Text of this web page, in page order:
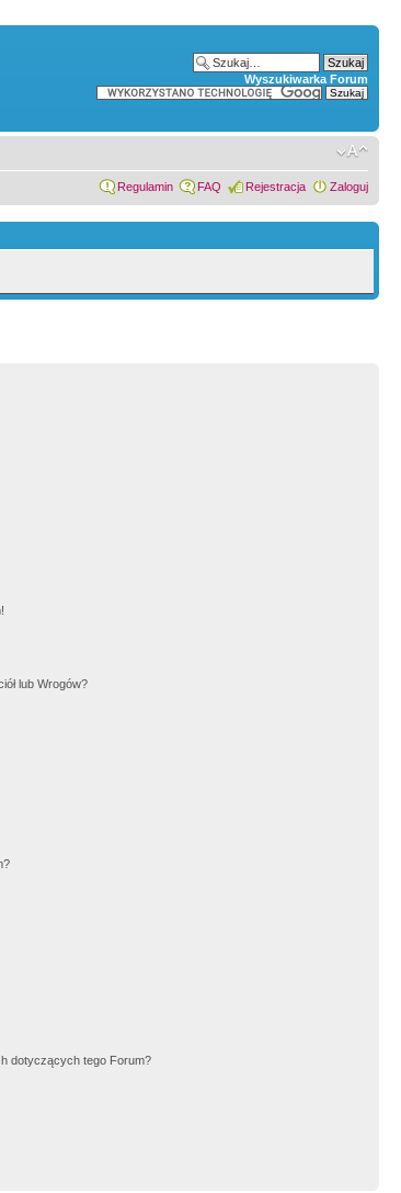
Wyszukiwarka Forum
Regulamin FAQ Rejestracja Zaloguj
lub Wrogów?
dotyczących tego Forum?